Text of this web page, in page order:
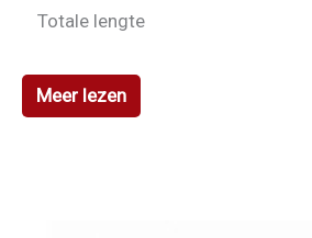
Totale lengte
Meer lezen